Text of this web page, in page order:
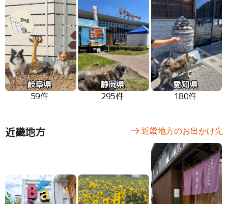
岐阜県
59件
静岡県
295件
愛知県
180件
近畿地方 近畿地方のお出かけ先